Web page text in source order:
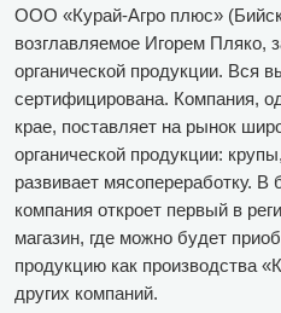
ООО «Курай-Агро плюс»
возглавляемое Игорем Пляко,
органической продукции. Вся
сертифицирована. Компания,
крае, поставляет на рынок
органической продукции:
развивает мясопереработку.
компания откроет первый в
магазин, где можно будет
продукцию как производства
других компаний.